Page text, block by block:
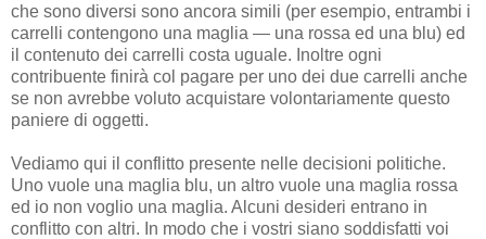
che sono diversi sono ancora simili (per esempio, entrambi i
carrelli contengono una maglia — una rossa ed una blu) ed
il contenuto dei carrelli costa uguale. Inoltre ogni
contribuente finirà col pagare per uno dei due carrelli anche
se non avrebbe voluto acquistare volontariamente questo
paniere di oggetti.
Vediamo qui il conflitto presente nelle decisioni politiche.
Uno vuole una maglia blu, un altro vuole una maglia rossa
ed io non voglio una maglia. Alcuni desideri entrano in
conflitto con altri. In modo che i vostri siano soddisfatti voi